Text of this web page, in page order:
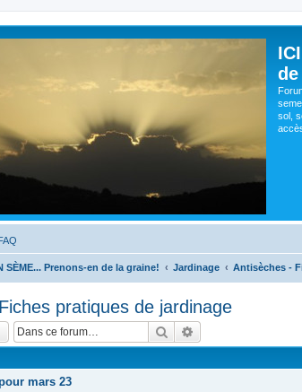
sol,
SÈME... Prenons-en de la graine! Jardinage Antisèches -
pratiques de jardinage
Rechercher
mars 23